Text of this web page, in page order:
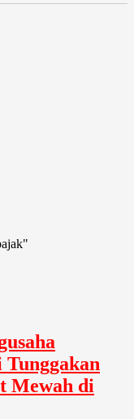
Mewah di